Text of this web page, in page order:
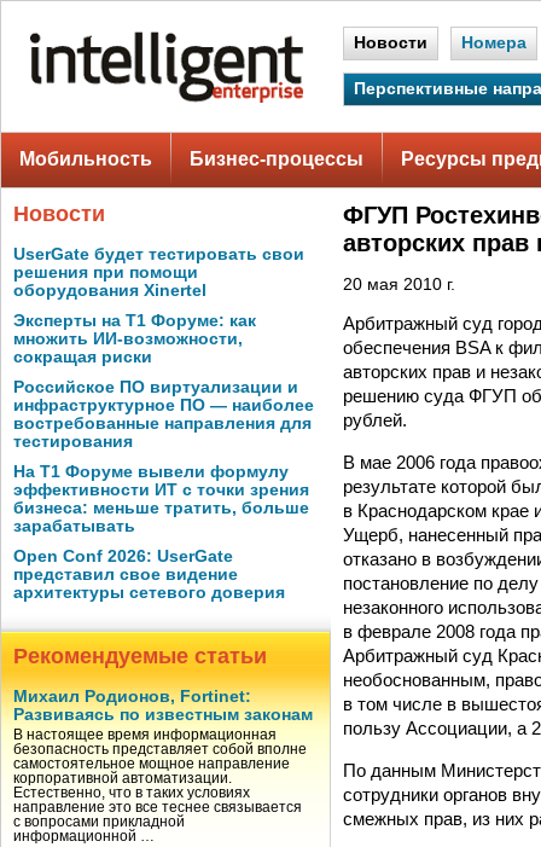
Новости Номера
Перспективные
Мобильность Бизнес-процессы Ресурсы
Новости
UserGate будет тестировать свои
решения при помощи
оборудования Xinertel
Эксперты на Т1 Форуме: как
множить ИИ-возможности,
сокращая риски
Российское ПО виртуализации и
инфраструктурное ПО — наиболее
востребованные направления для
тестирования
На Т1 Форуме вывели формулу
эффективности ИТ с точки зрения
бизнеса: меньше тратить, больше
зарабатывать
Open Conf 2026: UserGate
представил свое видение
архитектуры сетевого доверия
Рекомендуемые статьи
Михаил Родионов, Fortinet:
Развиваясь по известным законам
В настоящее время информационная
безопасность представляет собой вполне
самостоятельное мощное направление
корпоративной автоматизации.
Естественно, что в таких условиях
направление это все теснее связывается
с вопросами прикладной
информационной …
ФГУП
авторских
20 мая 2010 г.
Арбитражный суд
обеспечения BSA к
авторских прав и
решению суда ФГУП
рублей.
В мае 2006 года
результате которой
в Краснодарском крае
Ущерб, нанесенный
отказано в
постановление по
незаконного
в феврале 2008 года
Арбитражный суд
необоснованным,
в том числе в
пользу Ассоциации, а
По данным
сотрудники органов
смежных прав, из них